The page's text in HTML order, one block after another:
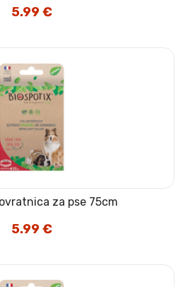
5.99€
za pse 75cm
5.99€